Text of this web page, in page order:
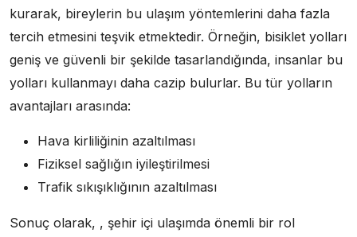
kurarak, bireylerin bu ulaşım yöntemlerini daha fazla
tercih etmesini teşvik etmektedir. Örneğin, bisiklet yolları
geniş ve güvenli bir şekilde tasarlandığında, insanlar bu
yolları kullanmayı daha cazip bulurlar. Bu tür yolların
avantajları arasında:
Hava kirliliğinin azaltılması
Fiziksel sağlığın iyileştirilmesi
Trafik sıkışıklığının azaltılması
Sonuç olarak, , şehir içi ulaşımda önemli bir rol